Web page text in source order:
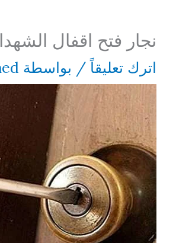
نجار فتح اقفال
اترك تعليقاً / بواسطة